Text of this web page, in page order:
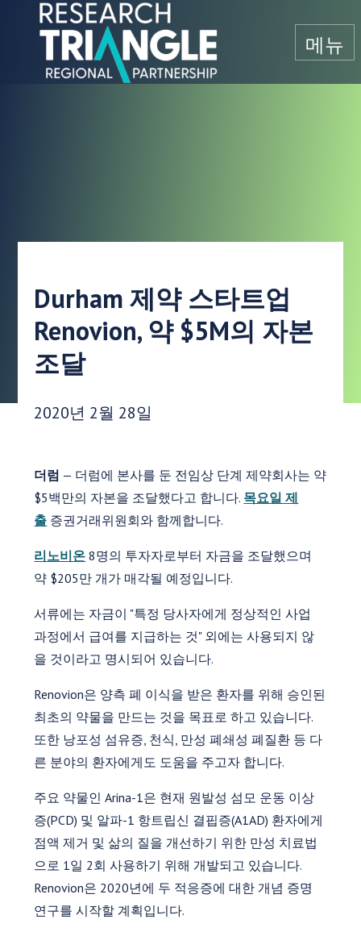
콘텐츠로 건너뛰기
메뉴
Durham 제약 스타트업
Renovion, 약 $5M의 자본
조달
게시 날짜:
2020년 2월 28일
더럼 — 더럼에 본사를 둔 전임상 단계 제약회사는 약
$5백만의 자본을 조달했다고 합니다. 목요일 제
출 증권거래위원회와 함께합니다.
리노비온 8명의 투자자로부터 자금을 조달했으며
약 $205만 개가 매각될 예정입니다.
서류에는 자금이 "특정 당사자에게 정상적인 사업
과정에서 급여를 지급하는 것" 외에는 사용되지 않
을 것이라고 명시되어 있습니다.
Renovion은 양측 폐 이식을 받은 환자를 위해 승인된
최초의 약물을 만드는 것을 목표로 하고 있습니다.
또한 낭포성 섬유증, 천식, 만성 폐쇄성 폐질환 등 다
른 분야의 환자에게도 도움을 주고자 합니다.
주요 약물인 Arina-1은 현재 원발성 섬모 운동 이상
증(PCD) 및 알파-1 항트립신 결핍증(A1AD) 환자에게
점액 제거 및 삶의 질을 개선하기 위한 만성 치료법
으로 1일 2회 사용하기 위해 개발되고 있습니다.
Renovion은 2020년에 두 적응증에 대한 개념 증명
연구를 시작할 계획입니다.